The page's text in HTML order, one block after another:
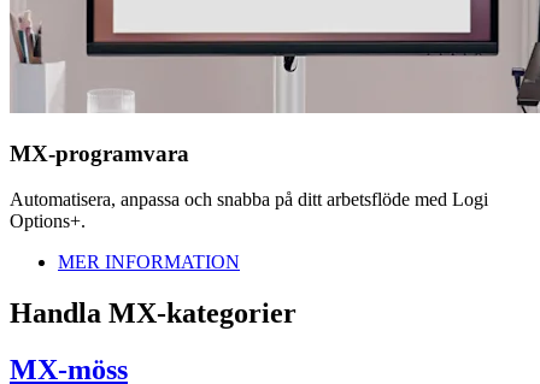
MX-programvara
Automatisera, anpassa och snabba på ditt arbetsflöde med Logi
Options+.
MER INFORMATION
Handla MX-kategorier
MX-möss